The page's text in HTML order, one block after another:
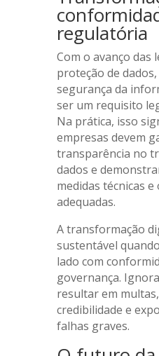
regulatória
Com o avanço das
proteção de dados,
segurança da
ser um requisito
Na prática, isso
empresas devem
transparência no
dados e
medidas técnicas
adequadas.
A transformação
sustentável
lado com
governança.
resultar em
credibilidade e
falhas graves.